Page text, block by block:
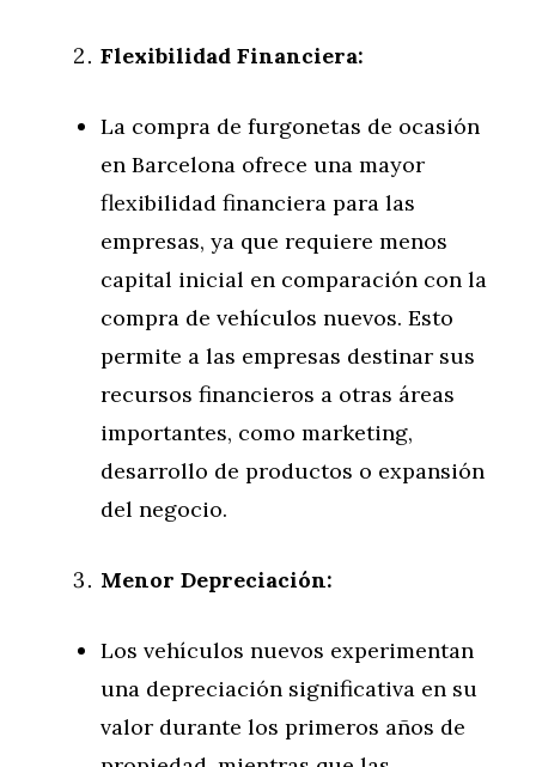
Flexibilidad Financiera:
La compra de furgonetas de ocasión
en Barcelona ofrece una mayor
flexibilidad financiera para las
empresas, ya que requiere menos
capital inicial en comparación con la
compra de vehículos nuevos. Esto
permite a las empresas destinar sus
recursos financieros a otras áreas
importantes, como marketing,
desarrollo de productos o expansión
del negocio.
Menor Depreciación:
Los vehículos nuevos experimentan
una depreciación significativa en su
valor durante los primeros años de